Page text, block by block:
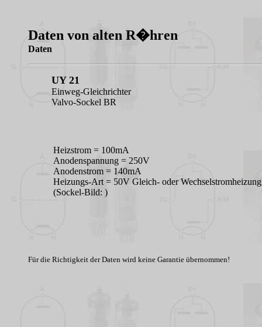
Daten von alten R�hren
Daten
UY 21
Einweg-Gleichrichter
Valvo-Sockel BR
Heizstrom = 100mA
Anodenspannung = 250V
Anodenstrom = 140mA
Heizungs-Art = 50V Gleich- oder
(Sockel-Bild: )
Für die Richtigkeit der Daten wird keine Garantie übernommen!